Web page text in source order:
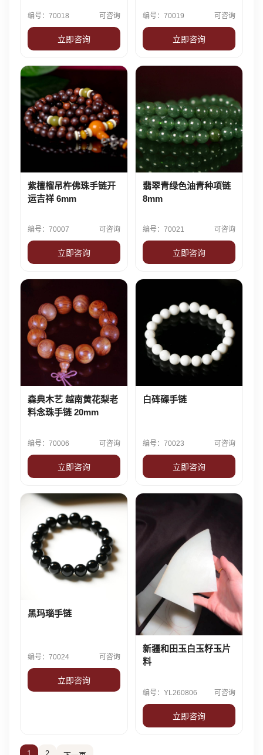
编号：70018 可咨询
立即咨询
编号：70019 可咨询
立即咨询
紫檀榴吊杵佛珠手链开
运吉祥 6mm
编号：70007 可咨询
立即咨询
翡翠青绿色油青种项链
8mm
编号：70021 可咨询
立即咨询
森典木艺 越南黄花梨老
料念珠手链 20mm
编号：70006 可咨询
立即咨询
白砗磲手链
编号：70023 可咨询
立即咨询
黑玛瑙手链
编号：70024 可咨询
立即咨询
新疆和田玉白玉籽玉片
料
编号：YL260806 可咨询
立即咨询